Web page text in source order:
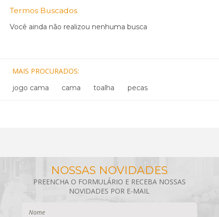
Termos Buscados
Você ainda não realizou nenhuma busca
MAIS PROCURADOS
jogo cama cama toalha pecas